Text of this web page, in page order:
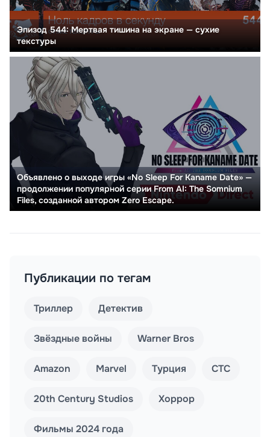
Эпизод 544: Мертвая тишина на экране — сухие
текстуры
Объявлено о выходе игры «No Sleep For Kaname Date» —
продолжении популярной серии From AI: The Somnium
Files, созданной автором Zero Escape.
Публикации по тегам
Триллер Детектив
Звёздные войны Warner Bros
Amazon Marvel Турция СТС
20th Century Studios Хоррор
Фильмы 2024 года